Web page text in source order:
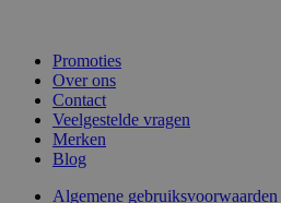
Promoties
Over ons
Contact
Veelgestelde vragen
Merken
Blog
Algemene gebruiksvoorwaarden